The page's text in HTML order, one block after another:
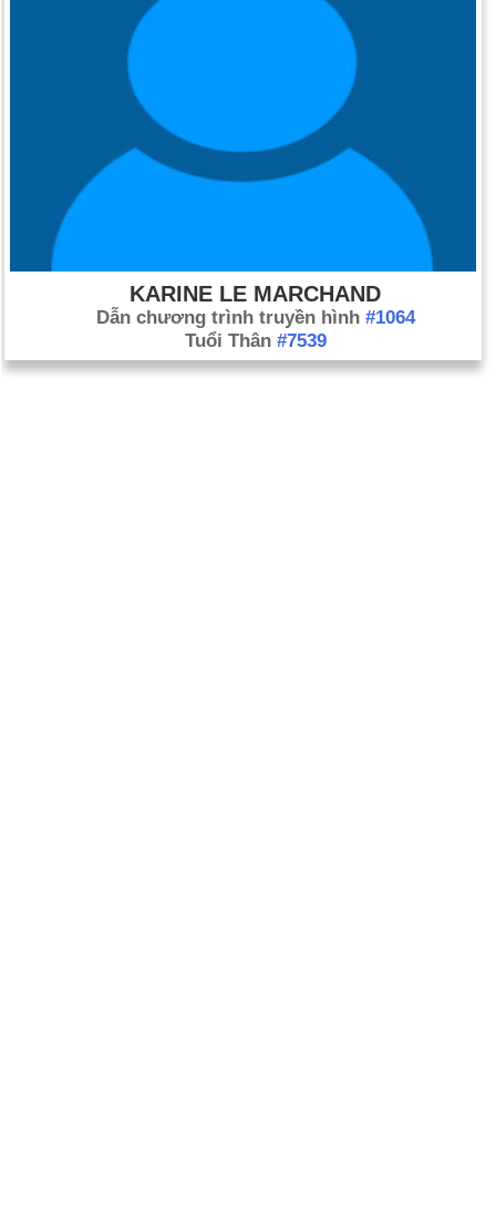
KARINE LE MARCHAND
Dẫn chương trình truyền hình #1064
Tuổi Thân #7539